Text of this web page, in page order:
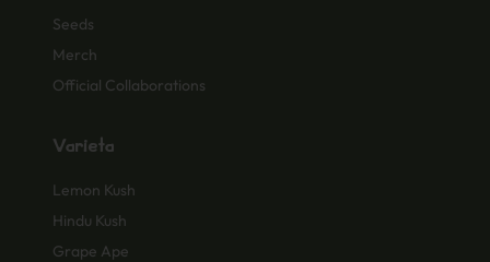
Seeds
Merch
Official Collaborations
Varietà
Lemon Kush
Hindu Kush
Grape Ape